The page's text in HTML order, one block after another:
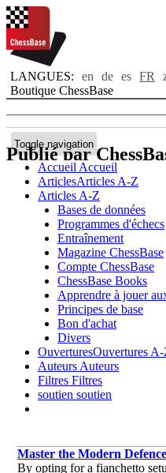
LANGUES: en de es FR
Boutique ChessBase
Toggle navigation
Accueil Accueil
ArticlesArticles A-Z
Articles A-Z
Bases de données
Programmes d'échecs
Entraînement
Magazine ChessBase
Compte ChessBase
ChessBase Books
Apprendre à jouer
Principes de base
Bon d'achat
Divers
OuverturesOuvertures A-
Auteurs Auteurs
Filtres Filtres
soutien soutien
Publié par
Master the Modern
By opting for a fianchetto